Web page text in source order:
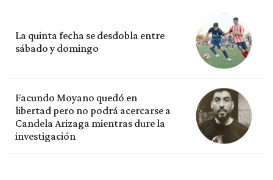
La quinta fecha se desdobla entre
sábado y domingo
Facundo Moyano quedó en
libertad pero no podrá acercarse a
Candela Arizaga mientras dure la
investigación